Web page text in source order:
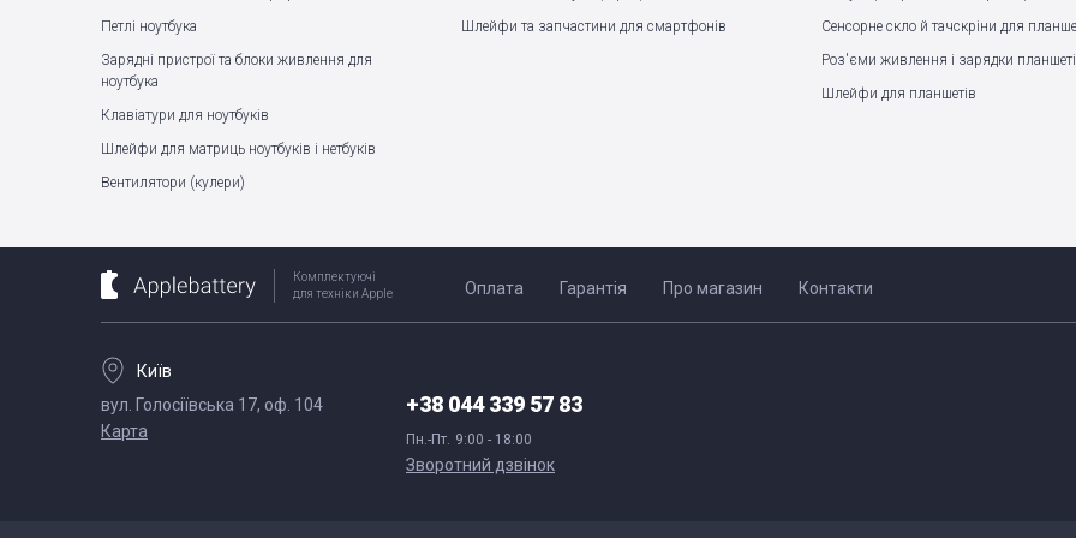
Петлі ноутбука
Зарядні пристрої та блоки живлення для
ноутбука
Клавіатури для ноутбуків
Шлейфи для матриць ноутбуків і нетбуків
Вентилятори (кулери)
Шлейфи та запчастини для смартфонів
Сенсорне скло й тачскріни для
Роз'єми живлення і зарядки
Шлейфи для планшетів
Комплектуючі
для техніки Apple
Оплата Гарантія Про магазин Контакти
Київ
вул. Голосіївська 17, оф. 104
Карта
+38 044 339 57 83
Пн.-Пт. 9:00 - 18:00
Зворотний дзвінок